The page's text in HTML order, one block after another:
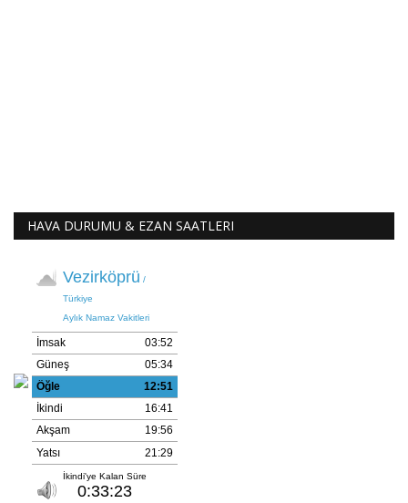
HAVA DURUMU & EZAN SAATLERI